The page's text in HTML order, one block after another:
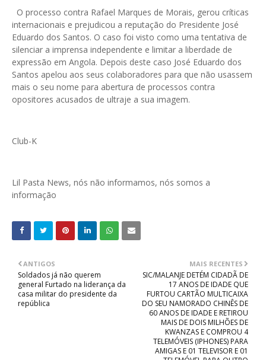
O processo contra Rafael Marques de Morais, gerou críticas
internacionais e prejudicou a reputação do Presidente José
Eduardo dos Santos. O caso foi visto como uma tentativa de
silenciar a imprensa independente e limitar a liberdade de
expressão em Angola. Depois deste caso José Eduardo dos
Santos apelou aos seus colaboradores para que não usassem
mais o seu nome para abertura de processos contra
opositores acusados de ultraje a sua imagem.
Club-K
Lil Pasta News, nós não informamos, nós somos a
informação
MAIS RECENTES
SIC/MALANJE DETÉM CIDADÃ DE
17 ANOS DE IDADE QUE
FURTOU CARTÃO MULTICAIXA
DO SEU NAMORADO CHINÊS DE
60 ANOS DE IDADE E RETIROU
MAIS DE DOIS MILHÕES DE
KWANZAS E COMPROU 4
TELEMÓVEIS (IPHONES) PARA
AMIGAS E 01 TELEVISOR E 01
ANTIGOS
Soldados já não querem
general Furtado na liderança da
casa militar do presidente da
república